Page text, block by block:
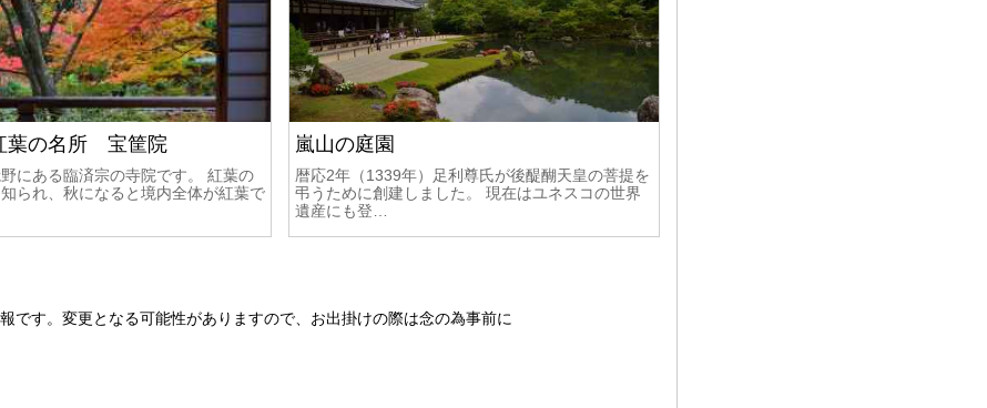
葉の名所 宝筐院
にある臨済宗の寺院です。 紅葉の
られ、秋になると境内全体が紅葉で
嵐山の庭園
暦応2年（1339年）足利尊氏が後醍醐天皇の菩提を
弔うために創建しました。 現在はユネスコの世界
遺産にも登…
です。変更となる可能性がありますので、お出掛けの際は念の為事前に